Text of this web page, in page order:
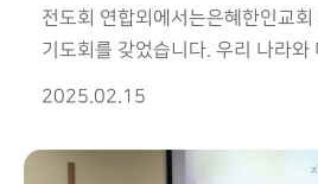
전도회 연합외에서는은혜한인교
기도회를 갖었습니다. 우리 나라와
2025.02.15